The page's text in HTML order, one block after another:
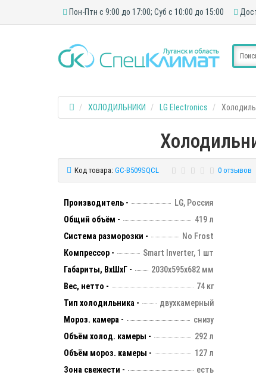
Пон-Птн с 9:00 до 17:00; Суб с 10:00 до 15:00
ХОЛОДИЛЬНИКИ LG Electronics
Код товара: GC-B509SQCL 0 отзывов
Производитель -
LG, Россия
Общий объём -
419 л
Система разморозки -
No Frost
Компрессор -
Smart Inverter, 1 шт
Габариты, ВхШхГ -
2030х595х682 мм
Вес, нетто -
74 кг
Тип холодильника -
двухкамерный
Мороз. камера -
снизу
Объём холод. камеры -
292 л
Объём мороз. камеры -
127 л
Зона свежести -
есть